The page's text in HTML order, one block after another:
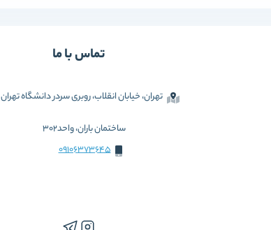
تماس با ما
تهران، خیابان انقلاب، روبری سردر دانشگاه تهران
ساختمان باران، واحد302
09106373645